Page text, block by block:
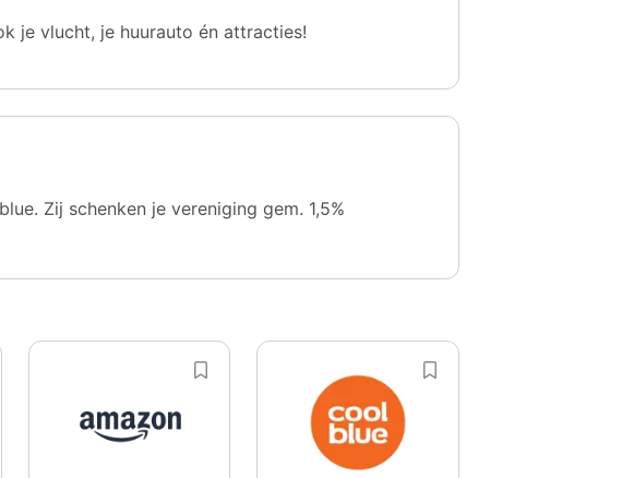
je vlucht, je huurauto én attracties!
Zij schenken je vereniging gem. 1,5%